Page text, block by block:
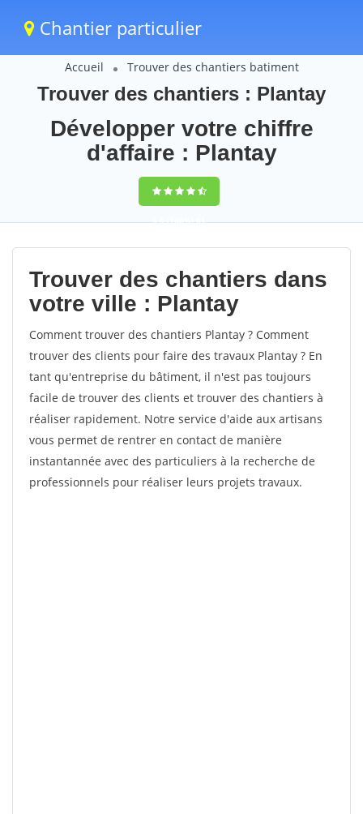
Chantier particulier
Accueil Trouver des chantiers batiment
Trouver des chantiers : Plantay
Développer votre chiffre
d'affaire : Plantay
9,5(100%)61
votes
Trouver des chantiers dans
votre ville : Plantay
Comment trouver des chantiers Plantay ? Comment
trouver des clients pour faire des travaux Plantay ? En
tant qu'entreprise du bâtiment, il n'est pas toujours
facile de trouver des clients et trouver des chantiers à
réaliser rapidement. Notre service d'aide aux artisans
vous permet de rentrer en contact de manière
instantannée avec des particuliers à la recherche de
professionnels pour réaliser leurs projets travaux.